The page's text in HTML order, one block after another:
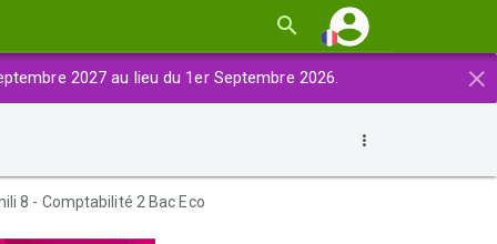
×
2027 au lieu du 1er Septembre 2026.
8 - Comptabilité 2 Bac Eco